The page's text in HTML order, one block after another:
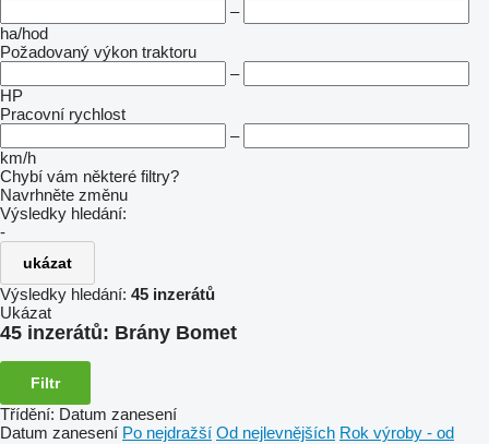
–
ha/hod
Požadovaný výkon traktoru
–
HP
Pracovní rychlost
–
km/h
Chybí vám některé filtry?
Navrhněte změnu
Výsledky hledání:
-
ukázat
Výsledky hledání: 45 inzerátů
Ukázat
45 inzerátů: Brány Bomet
Filtr
Třídění: Datum zanesení
Datum zanesení Po nejdražší Od nejlevnějších Rok výroby - od